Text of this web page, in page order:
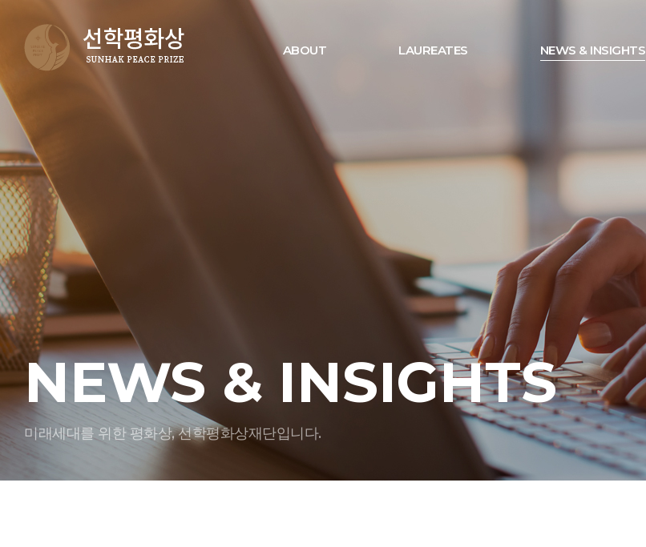
ABOUT LAUREATES NEWS & INSIGHTS
NEWS & INSIGHTS
미래세대를 위한 평화상, 선학평화상재단입니다.